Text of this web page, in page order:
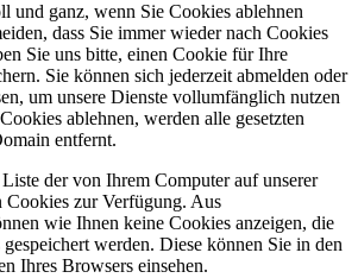
und ganz, wenn Sie Cookies ablehnen
dass Sie immer wieder nach Cookies
Sie uns bitte, einen Cookie für Ihre
Sie können sich jederzeit abmelden oder
um unsere Dienste vollumfänglich nutzen
ablehnen, werden alle gesetzten
entfernt.
der von Ihrem Computer auf unserer
Cookies zur Verfügung. Aus
wie Ihnen keine Cookies anzeigen, die
werden. Diese können Sie in den
Ihres Browsers einsehen.